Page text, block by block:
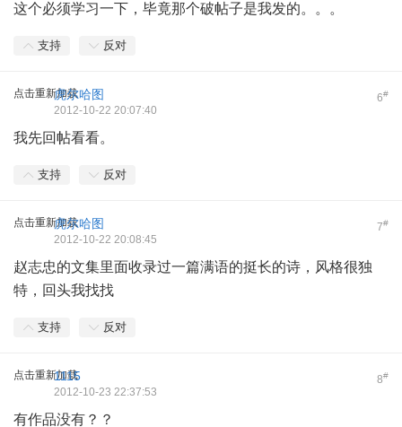
这个必须学习一下，毕竟那个破帖子是我发的。。。
支持 反对
点击重新加载 6#
虎尔哈图
2012-10-22 20:07:40
我先回帖看看。
支持 反对
点击重新加载 7#
虎尔哈图
2012-10-22 20:08:45
赵志忠的文集里面收录过一篇满语的挺长的诗，风格很独
特，回头我找找
支持 反对
点击重新加载 8#
1115
2012-10-23 22:37:53
有作品没有？？